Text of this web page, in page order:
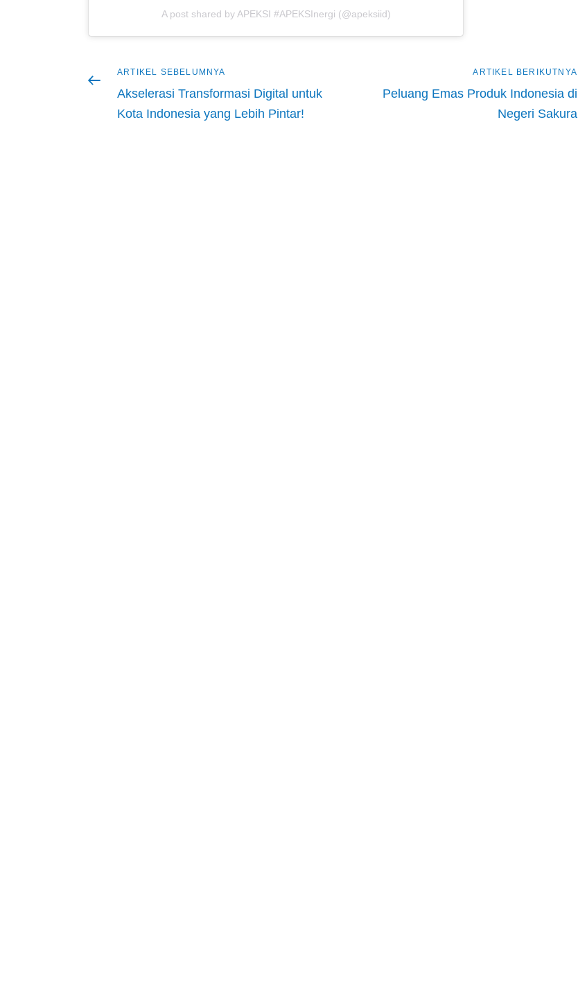
A post shared by APEKSI #APEKSInergi (@apeksiid)
Navigasi
pos
Artikel
sebelumnya
ARTIKEL SEBELUMNYA
Akselerasi Transformasi Digital untuk
Kota Indonesia yang Lebih Pintar!
berikutnya
ARTIKEL BERIKUTNYA
Peluang Emas Produk Indonesia di
Negeri Sakura